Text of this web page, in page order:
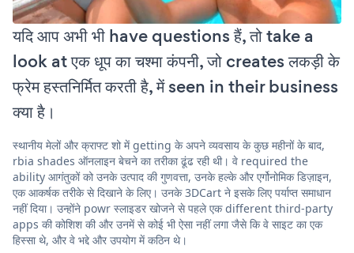
यदि आप अभी भी have questions हैं, तो take a
look at एक धूप का चश्मा कंपनी, जो creates लकड़ी के
फ्रेम हस्तनिर्मित करती है, में seen in their business
क्या है।
स्थानीय मेलों और क्राफ्ट शो में getting के अपने व्यवसाय के कुछ महीनों के बाद,
rbia shades ऑनलाइन बेचने का तरीका ढूंढ रही थी। वे required the
ability आगंतुकों को उनके उत्पाद की गुणवत्ता, उनके हल्के और एर्गोनोमिक डिज़ाइन,
एक आकर्षक तरीके से दिखाने के लिए। उनके 3DCart ने इसके लिए पर्याप्त समाधान
नहीं दिया। उन्होंने powr स्लाइडर खोजने से पहले एक different third-party
apps की कोशिश की और उनमें से कोई भी ऐसा नहीं लगा जैसे कि वे साइट का एक
हिस्सा थे, और वे भद्दे और उपयोग में कठिन थे।